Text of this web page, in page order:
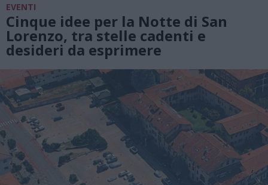
EVENTI
Cinque idee per la Notte di San
Lorenzo, tra stelle cadenti e
desideri da esprimere